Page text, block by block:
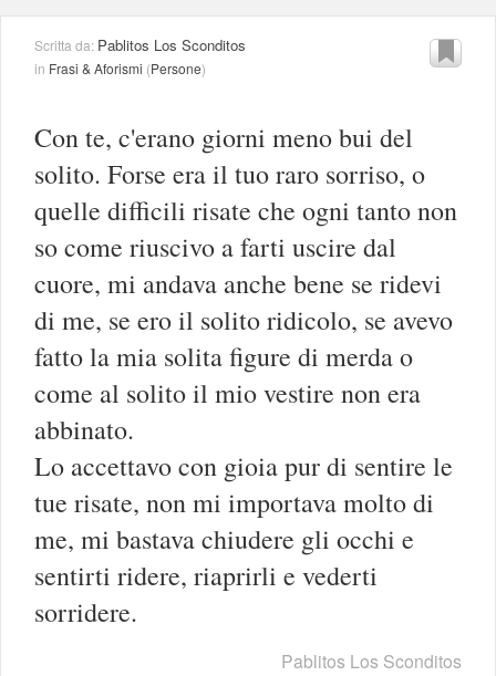
Scritta da: Pablitos Los Sconditos
in Frasi & Aforismi (Persone)
Con te, c'erano giorni meno bui del
solito. Forse era il tuo raro sorriso, o
quelle difficili risate che ogni tanto non
so come riuscivo a farti uscire dal
cuore, mi andava anche bene se ridevi
di me, se ero il solito ridicolo, se avevo
fatto la mia solita figure di merda o
come al solito il mio vestire non era
abbinato.
Lo accettavo con gioia pur di sentire le
tue risate, non mi importava molto di
me, mi bastava chiudere gli occhi e
sentirti ridere, riaprirli e vederti
sorridere.
Pablitos Los Sconditos